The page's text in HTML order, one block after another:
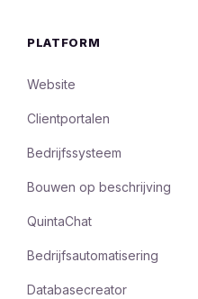
PLATFORM
Website
Clientportalen
Bedrijfssysteem
Bouwen op beschrijving
QuintaChat
Bedrijfsautomatisering
Databasecreator